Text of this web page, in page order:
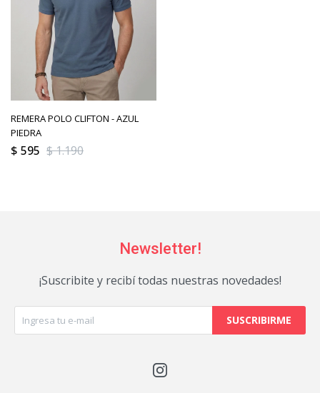
REMERA POLO CLIFTON - AZUL
PIEDRA
$ 595 $1.190
Newsletter!
¡Suscribite y recibí todas nuestras novedades!
SUSCRIBIRME
